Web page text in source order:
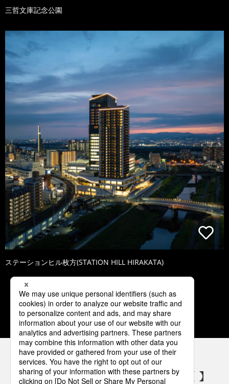
三哲文庫記念公園
ステーションヒル枚方(STATION HILL HIRAKATA)
1 2 3 4 5
パナソニックの電気設備 SNSアカウント